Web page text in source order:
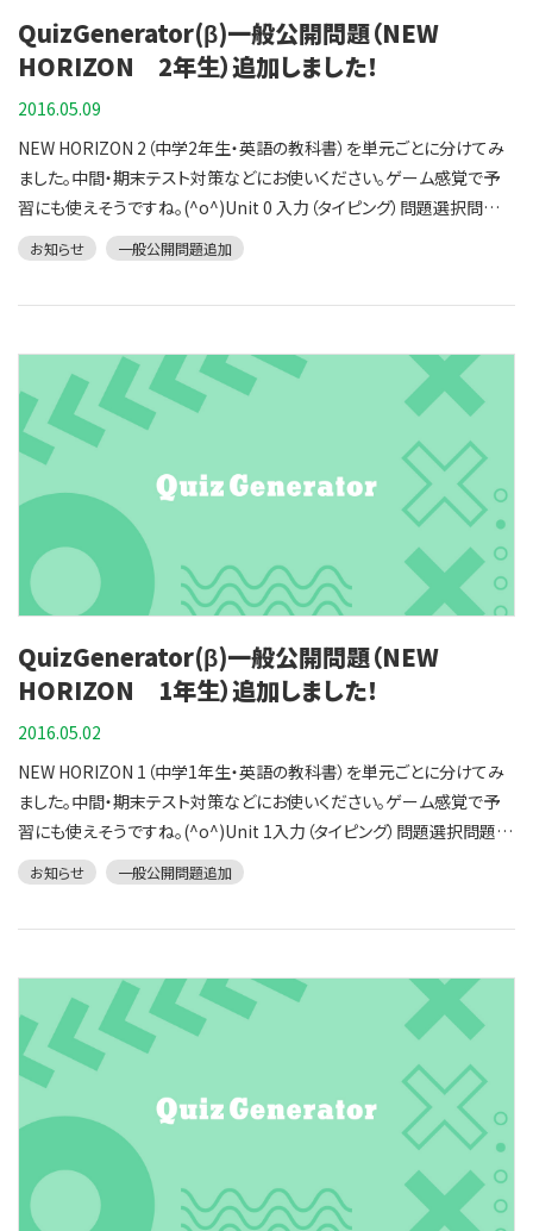
いいですよ。一度お試しくださいね。
QuizGenerator(β)一般公開問題（NEW
HORIZON 2年生）追加しました！
2016.05.09
NEW HORIZON 2（中学2年生・英語の教科書）を単元ごとに分けてみ
ました。中間・期末テスト対策などにお使いください。ゲーム感覚で予
習にも使えそうですね。(^o^)Unit 0 入力（タイピング）問題選択問題
Unit 1 入力（タイピング）問題選択問題Daily Scene 1 入力（タイピン
グ）問題選択問題Unit 2 入力（タイピング）問題選択問題Daily Scene
力（タイピング）問題選択問題Let's Read 1 入力（タイピング）問題選択
問題Unit 4 入力（タイピング）問題選択問題Daily Scene 4 入力（タイ
ピング）問題選択問題Unit 5 入力（タイピング）問題選択問題Daily
Scene 5 入力（タイピング）問題選択問題Unit 6 入力（タイピング）問題
選択問題Daily Scene 6 入力（タイピング）問題選択問題
Presentation 2 入力（タイピング）問題選択問題Let's Read 2 入力
（タイピング）問題選択問題Unit 7 入力（タイピング）問題選択問題
Daily Scene 7 入力（タイピング）問題選択問題Presentation 3 入力
（タイピング）問題選択問題Let's Read 3前半入力（タイピング）問題選
択問題 後半入力（タイピング）問題選択問題GWも終わり、6月は祝日
がありませんので、規則正しい1週間がしばらく続きますね。体の不調も
整えつつ、無理せず行きましょうね。
お知らせ 一般公開問題追加
QuizGenerator(β)一般公開問題（NEW
HORIZON 1年生）追加しました！
2016.05.02
NEW HORIZON 1（中学1年生・英語の教科書）を単元ごとに分けてみ
ました。中間・期末テスト対策などにお使いください。ゲーム感覚で予
習にも使えそうですね。(^o^)Unit 1入力（タイピング）問題選択問題
Unit 2入力（タイピング）問題選択問題Unit 3入力（タイピング）問題選
択問題Unit 4入力（タイピング）問題選択問題Presentation 1入力（タ
選択問題Daily Scene 2入力（タイピング）問題選択問題Unit 7入力（タ
イピング）問題選択問題Daily Scene 3入力（タイピング）問題選択問題
Unit 8入力（タイピング）問題選択問題Daily Scene 4入力（タイピン
グ）問題選択問題まとめと練習 4入力（タイピング）問題選択問題Unit
9入力（タイピング）問題選択問題Daily Scene 5入力（タイピング）問題
選択問題Presentation 2入力（タイピング）問題選択問題Unit 10入
力（タイピング）問題選択問題Daily Scene 6入力（タイピング）問題選
択問題Unit 11入力（タイピング）問題選択問題Daily Scene 7入力（タ
イピング）問題選択問題Presentation 3入力（タイピング）問題選択問
お知らせ 一般公開問題追加